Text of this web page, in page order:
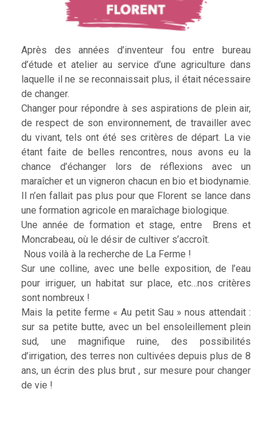
Après des années d’inventeur fou entre bureau
d’étude et atelier au service d’une agriculture dans
laquelle il ne se reconnaissait plus, il était nécessaire
de changer.
Changer pour répondre à ses aspirations de plein air,
de respect de son environnement, de travailler avec
du vivant, tels ont été ses critères de départ. La vie
étant faite de belles rencontres, nous avons eu la
chance d’échanger lors de réflexions avec un
maraîcher et un vigneron chacun en bio et biodynamie.
Il n’en fallait pas plus pour que Florent se lance dans
une formation agricole en maraîchage biologique.
Une année de formation et stage, entre Brens et
Moncrabeau, où le désir de cultiver s’accroît.
Nous voilà à la recherche de La Ferme !
Sur une colline, avec une belle exposition, de l’eau
pour irriguer, un habitat sur place, etc…nos critères
sont nombreux !
Mais la petite ferme « Au petit Sau » nous attendait :
sur sa petite butte, avec un bel ensoleillement plein
sud, une magnifique ruine, des possibilités
d’irrigation, des terres non cultivées depuis plus de 8
ans, un écrin des plus brut , sur mesure pour changer
de vie !